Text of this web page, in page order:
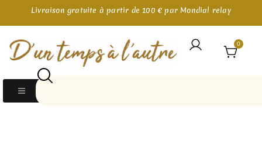
Livraison gratuite à partir de 100 € par Mondial relay
0